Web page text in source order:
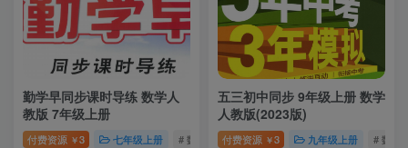
勤学早同步课时导练 数学人
教版 7年级上册
付费资源 ￥3 七年级上册 # 数学
五三初中同步 9年级上册 数学
人教版(2023版)
付费资源 ￥3 九年级上册 # 数学